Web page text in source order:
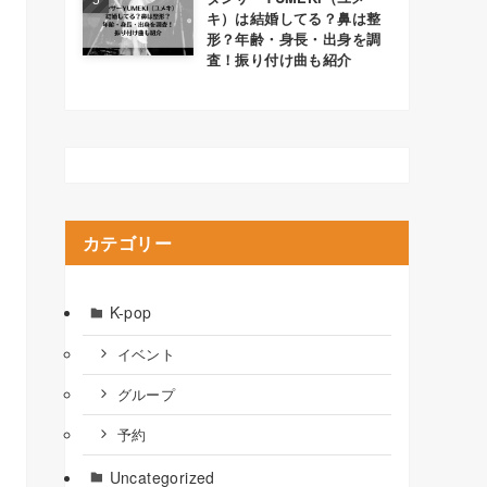
キ）は結婚してる？鼻は整
形？年齢・身長・出身を調
査！振り付け曲も紹介
カテゴリー
K-pop
イベント
グループ
予約
Uncategorized